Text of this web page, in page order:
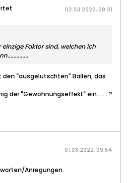
02.03.2022, 09:31
einzige Faktor sind, welchen ich
den "ausgelutschten" Bällen, das
der "Gewöhnungseffekt" ein........?
01.03.2022, 09:54
Anregungen.